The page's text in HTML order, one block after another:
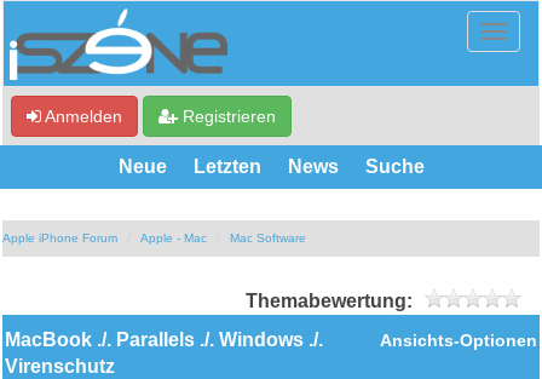
Anmelden Registrieren
Neue Letzten News Suche
Apple iPhone Forum Apple - Mac Mac Software
Themabewertung:
Ansichts-Optionen
MacBook ./. Parallels ./. Windows ./.
Virenschutz